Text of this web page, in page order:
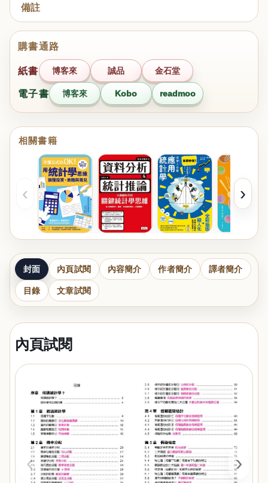
備註
購書通路
紙書 博客來 誠品 金石堂
電子書 博客來 Kobo readmoo
相關書籍
‹ ›
封面 內頁試閱 內容簡介 作者簡介 譯者簡介
目錄 文章試閱
內頁試閱
‹ ›